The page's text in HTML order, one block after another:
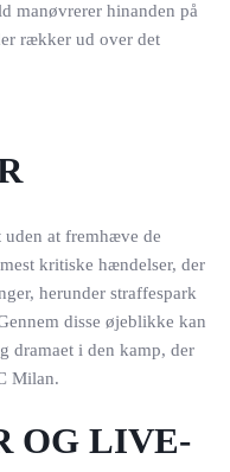
manøvrerer hinanden på
rækker ud over det
at fremhæve de
kritiske hændelser, der
herunder straffespark
disse øjeblikke kan
dramaet i den kamp, der
Milan.
OG LIVE-